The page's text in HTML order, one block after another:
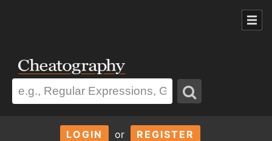
LOGIN or REGISTER